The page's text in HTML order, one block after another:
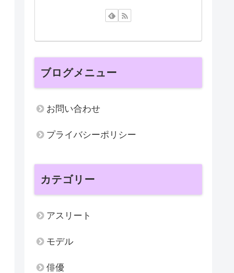
ブログメニュー
お問い合わせ
プライバシーポリシー
カテゴリー
アスリート
モデル
俳優